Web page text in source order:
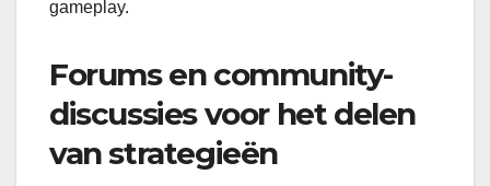
gameplay.
Forums en community-
discussies voor het delen
van strategieën